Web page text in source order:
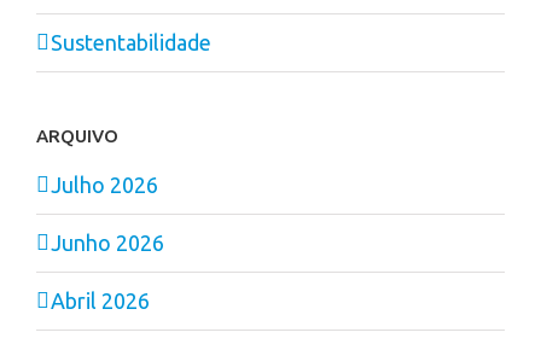
Sustentabilidade
ARQUIVO
Julho 2026
Junho 2026
Abril 2026